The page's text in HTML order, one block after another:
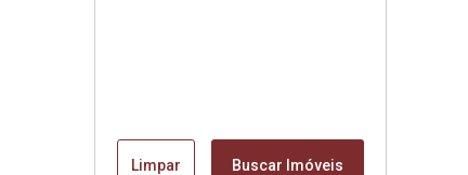
Limpar Buscar Imóveis